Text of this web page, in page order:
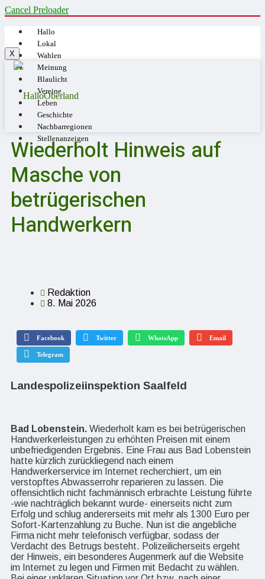
Cancel Preloader
Hallo
Lokal
Wahlen
Meinung
Blaulicht
Vereine
Leben
Geschichte
Nachbarregionen
Stellenanzeigen
X
Wiederholt Hinweis auf
Masche von
betrügerischen
Handwerkern
Redaktion
8. Mai 2026
Facebook Twitter WhatsApp Email
Telegram
Landespolizeiinspektion Saalfeld
Bad Lobenstein. Wiederholt kam es bei betrügerischen
Handwerkerleistungen zu erhöhten Preisen mit einem
unbefriedigenden Ergebnis. Eine Frau aus Bad Lobenstein
hatte kürzlich zurückliegend nach einem
Handwerkerservice im Internet recherchiert, um ein
verstopftes Abwasserrohr reparieren zu lassen. Die
offensichtlich nicht fachmännisch erbrachte Leistung führte
-wie nachträglich bekannt wurde- einerseits nicht zum
Erfolg und schlug andererseits mit mehr als 1300 Euro per
Sofort-Kartenzahlung zu Buche. Nun ist die angebliche
Firma nicht mehr telefonisch verfügbar, sodass der
Verdacht des Betrugs besteht. Polizeilicherseits ergeht
der Hinweis, ein besonderes Augenmerk auf die Website
im Internet zu legen und Firmen mit Bedacht zu wählen.